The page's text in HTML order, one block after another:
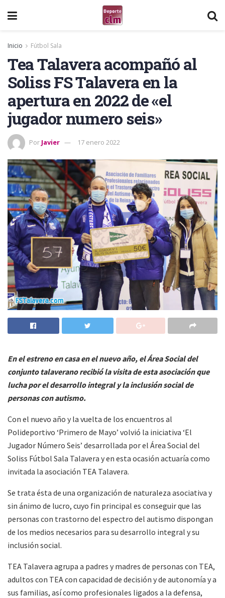
Inicio Fútbol Sala
Tea Talavera acompañó al
Soliss FS Talavera en la
apertura en 2022 de «el
jugador numero seis»
Por Javier 17 enero 2022
En el estreno en casa en el nuevo año, el Área Social del
conjunto talaverano recibió la visita de esta asociación que
lucha por el desarrollo integral y la inclusión social de
personas con autismo.
Con el nuevo año y la vuelta de los encuentros al
Polideportivo ‘Primero de Mayo’ volvió la iniciativa ‘El
Jugador Número Seis’ desarrollada por el Área Social del
Soliss Fútbol Sala Talavera y en esta ocasión actuaría como
invitada la asociación TEA Talavera.
Se trata ésta de una organización de naturaleza asociativa y
sin ánimo de lucro, cuyo fin principal es conseguir que las
personas con trastorno del espectro del autismo dispongan
de los medios necesarios para su desarrollo integral y su
inclusión social.
TEA Talavera agrupa a padres y madres de personas con TEA,
adultos con TEA con capacidad de decisión y de autonomía y a
sus familias, así como profesionales ligados a la defensa,